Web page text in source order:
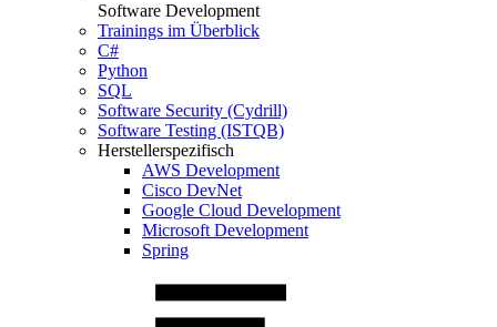
Software Development
Trainings im Überblick
C#
Python
SQL
Software Security (Cydrill)
Software Testing (ISTQB)
Herstellerspezifisch
AWS Development
Cisco DevNet
Google Cloud Development
Microsoft Development
Spring